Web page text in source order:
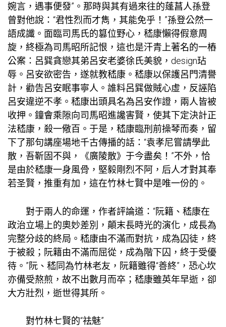
婉言，遇事便發”。那時與其有過來往的蓬菖人孫登
曾對他說：“君性烈而才雋，其能免乎！”孫登公然一
語成讖。面臨司馬氏的篡位野心，嵇康懶得假意周
旋，終極為司馬昭所記恨，這也是汗青上著名的一樁
公案：呂巽貪戀其弟呂安老婆徐氏美貌，design玷
辱。呂安欲密告，遂就教嵇康。嵇康以保護呂門清譽
計，勸告呂安眠事寧人。誰料呂巽做賊心虛，反誣陷
呂安違逆不孝。嵇康出頭具名為呂安作證，兩人皆被
收押。鐘會乘隙向司馬昭進讒害賢，使其下定決計正
法嵇康，殺一儆百。于是，嵇康臨刑前操琴而奏，留
下了那句講座場地千古傳播的話：“袁孝尼嘗請學此
散，吾靳固不與，《廣陵散》于今盡矣！”不外，恰
是由於嵇康一身風骨，堅毅剛烈不阿，后人才對其奉
若圣賢，推重有加，這在竹林七賢中是唯一份的。
對于兩人的命運，作者評論道：“阮籍、嵇康在
政治立場上的奧妙差別，顛末長時光的演化，成長為
完整分歧的終局。嵇康由不滿而對抗，成為囚徒，終
于被殺；阮籍由不滿而屈從，成為階下囚，終于受優
待。”阮、嵇同為竹林老友，阮籍雖得“善終”，恐心坎
亦備受熬煎，故不出數月而卒；嵇康雖英年早逝，卻
大方壯烈，逝世得其所。
對竹林七賢的“祛魅”